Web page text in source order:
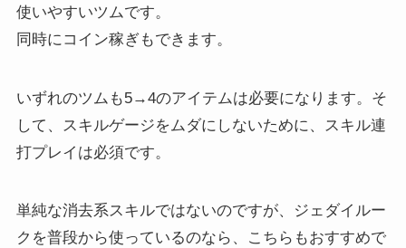
使いやすいツムです。
同時にコイン稼ぎもできます。
いずれのツムも5→4のアイテムは必要になります。そ
して、スキルゲージをムダにしないために、スキル連
打プレイは必須です。
単純な消去系スキルではないのですが、ジェダイルー
クを普段から使っているのなら、こちらもおすすめで